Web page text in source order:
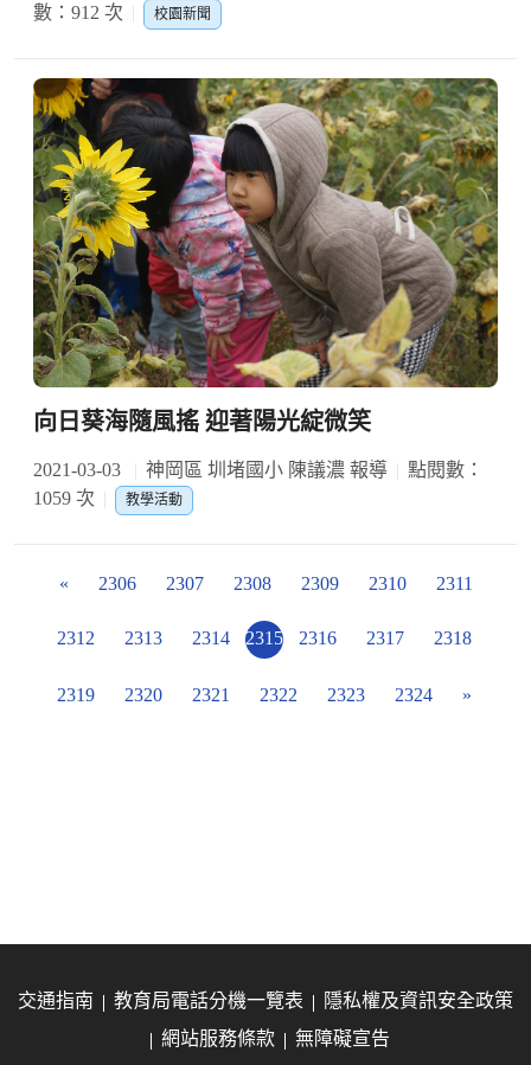
數：912 次
校園新聞
向日葵海隨風搖 迎著陽光綻微笑
2021-03-03 神岡區 圳堵國小 陳議濃 報導
點閱數：
1059 次
教學活動
« 2306 2307 2308 2309 2310 2311
2312 2313 2314 2315 2316 2317 2318
2319 2320 2321 2322 2323 2324 »
交通指南 教育局電話分機一覽表
隱私權及資訊安全政策
網站服務條款
無障礙宣告